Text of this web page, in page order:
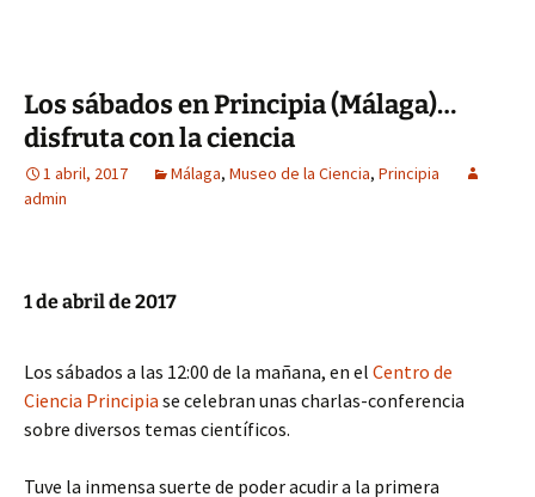
Los sábados en Principia (Málaga)…
disfruta con la ciencia
1 abril, 2017 Málaga, Museo de la Ciencia, Principia
admin
1 de abril de 2017
Los sábados a las 12:00 de la mañana, en el Centro de
Ciencia Principia se celebran unas charlas-conferencia
sobre diversos temas científicos.
Tuve la inmensa suerte de poder acudir a la primera